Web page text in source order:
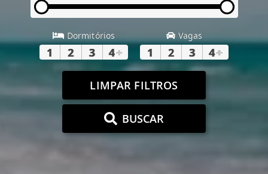
Dormitórios
1 2 3 4+
Vagas
1 2 3 4+
LIMPAR FILTROS
BUSCAR